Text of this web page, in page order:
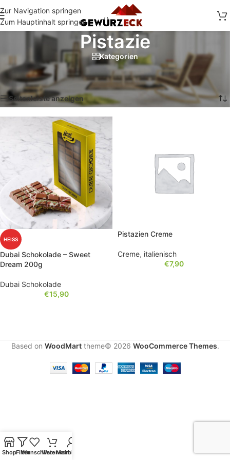
Zur Navigation springen
Zum Hauptinhalt springen
Pistazie
Kategorien
Start/Shop
Produkte verschlagwortet mit „Pistazie“
Alle 2 Ergebnisse werden angezeigt
Seitenleiste anzeigen
HEISS
Dubai Schokolade – Sweet
Dream 200g
Dubai Schokolade
€15,90
Pistazien Creme
Creme, italienisch
€7,90
Based on WoodMarttheme© 2026 WooCommerce Themes.
ShopFilter
WunschlisteWarenkorbMein Konto